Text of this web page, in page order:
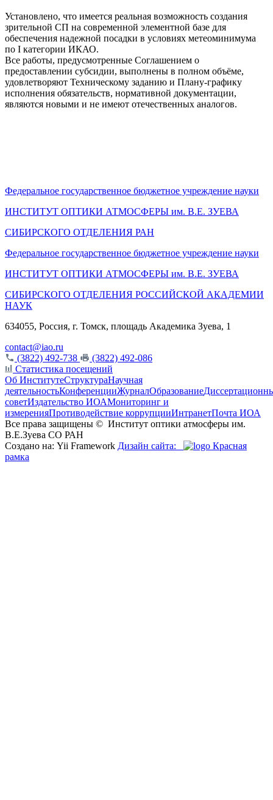
Установлено, что имеется реальная возможность создания
зрительной СП на современной элементной базе для
обеспечения надежной посадки в условиях метеоминимума
по I категории ИКАО.
Все работы, предусмотренные Соглашением о
предоставлении субсидии, выполнены в полном объёме,
удовлетворяют Техническому заданию и Плану-графику
исполнения обязательств, нормативной документации,
являются новыми и не имеют отечественных аналогов.
Федеральное государственное бюджетное учреждение науки
ИНСТИТУТ ОПТИКИ АТМОСФЕРЫ им. В.Е. ЗУЕВА
СИБИРСКОГО ОТДЕЛЕНИЯ РАН
Федеральное государственное бюджетное учреждение науки
ИНСТИТУТ ОПТИКИ АТМОСФЕРЫ им. В.Е. ЗУЕВА
СИБИРСКОГО ОТДЕЛЕНИЯ РОССИЙСКОЙ АКАДЕМИИ
НАУК
634055, Россия, г. Томск, площадь Академика Зуева, 1
contact@iao.ru
(3822) 492-738
(3822) 492-086
Статистика посещений
Об ИнститутеСтруктураНаучная
деятельностьКонференцииЖурналОбразование
советИздательство ИОАМониторинг и
измеренияПротиводействие коррупцииИнтранетПочта ИОА
Все права защищены © Институт оптики атмосферы им.
В.Е.Зуева СО РАН
Создано на: Yii Framework Дизайн сайта:
Красная
рамка